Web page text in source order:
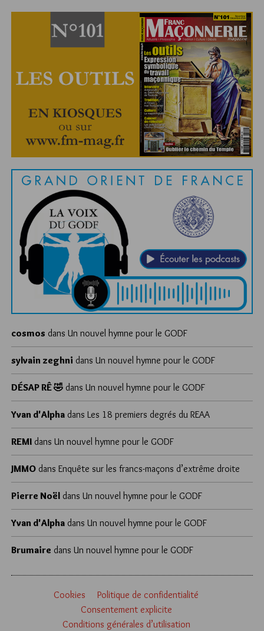
cosmos dans Un nouvel hymne pour le GODF
sylvain zeghni dans Un nouvel hymne pour le GODF
DÉSAP RÊ 🤣 dans Un nouvel hymne pour le GODF
Yvan d'Alpha dans Les 18 premiers degrés du REAA
REMI dans Un nouvel hymne pour le GODF
JMMO dans Enquête sur les francs-maçons d’extrême droite
Pierre Noël dans Un nouvel hymne pour le GODF
Yvan d'Alpha dans Un nouvel hymne pour le GODF
Brumaire dans Un nouvel hymne pour le GODF
Cookies
Politique de confidentialité
Consentement explicite
Conditions générales d’utilisation